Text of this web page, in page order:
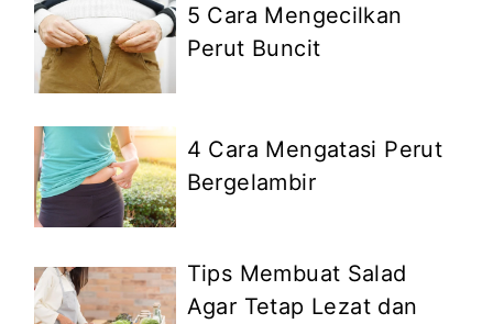
5 Cara Mengecilkan
Perut Buncit
4 Cara Mengatasi Perut
Bergelambir
Tips Membuat Salad
Agar Tetap Lezat dan